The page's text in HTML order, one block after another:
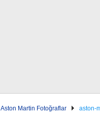
Aston Martin Fotoğraflar aston-